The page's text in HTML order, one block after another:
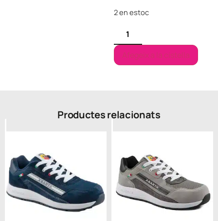
2 en estoc
Afegeix a la cistella
Productes relacionats